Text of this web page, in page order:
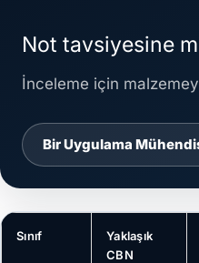
Not tavsiyesine
İnceleme için
Bir Uygulama
Sınıf
Yaklaşık
CBN